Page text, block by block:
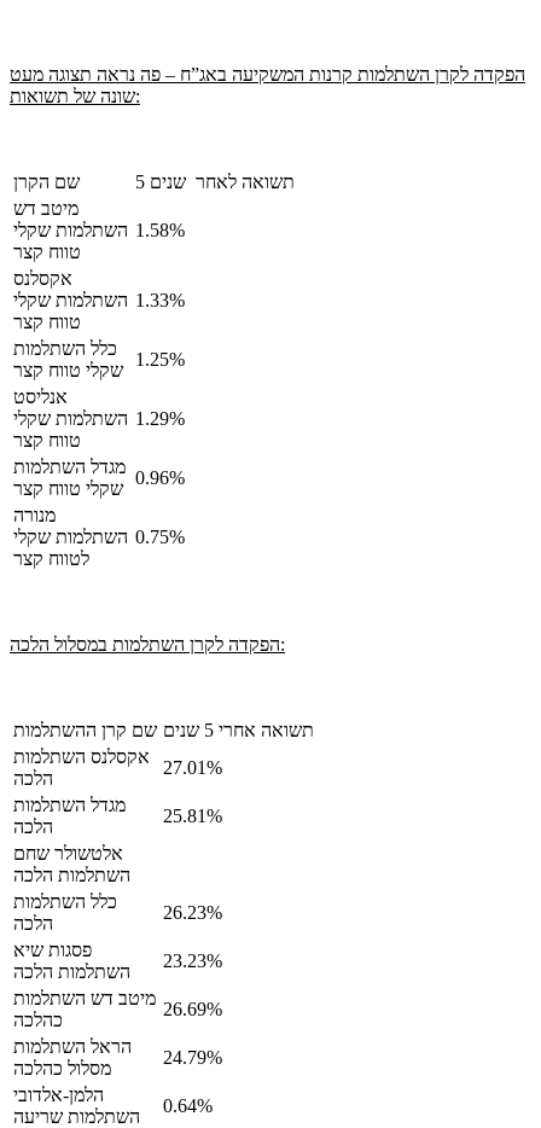
הפקדה לקרן השתלמות קרנות המשקיעה באג”ח – פה נראה תצוגה מעט
שונה של תשואות:
שם הקרן
5 תשואה לאחר שנים
מיטב דש
השתלמות שקלי
טווח קצר
1.58%
אקסלנס
השתלמות שקלי
טווח קצר
1.33%
כלל השתלמות
שקלי טווח קצר
1.25%
אנליסט
השתלמות שקלי
טווח קצר
1.29%
מגדל השתלמות
שקלי טווח קצר
0.96%
מנורה
השתלמות שקלי
לטווח קצר
0.75%
הפקדה לקרן השתלמות במסלול הלכה:
שם קרן ההשתלמות
תשואה אחרי 5 שנים
אקסלנס השתלמות
הלכה
27.01%
מגדל השתלמות
הלכה
25.81%
אלטשולר שחם
השתלמות הלכה
כלל השתלמות
הלכה
26.23%
פסגות שיא
השתלמות הלכה
23.23%
מיטב דש השתלמות
כהלכה
26.69%
הראל השתלמות
מסלול כהלכה
24.79%
הלמן-אלדובי
השתלמות שריעה
0.64%